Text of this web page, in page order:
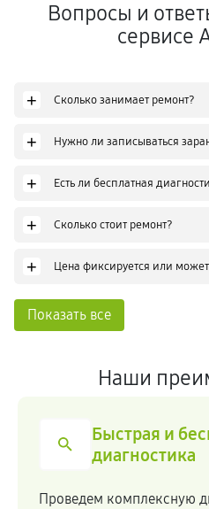
Вопросы и
сервисе
+ Сколько занимает ремонт?
+ Нужно ли записываться
+ Есть ли бесплатная
+ Сколько стоит ремонт?
+ Цена фиксируется или
Показать все
Наши
Честная
Мы сотрудничаем